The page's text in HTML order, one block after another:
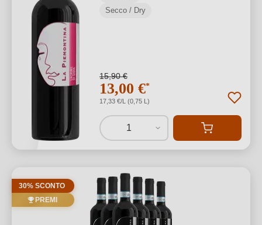
Secco / Dry
15,90 €
13,00 €*
17,33 €/L (0,75 L)
1
30% SCONTO
PREMI